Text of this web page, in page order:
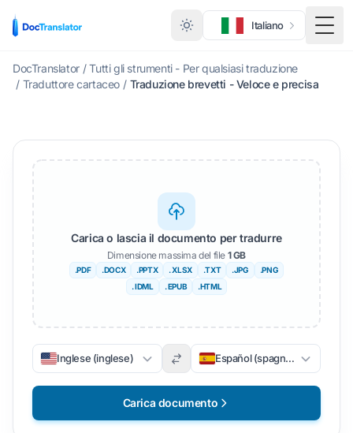
Italiano
DocTranslator / Tutti gli strumenti - Per qualsiasi traduzione
/ Traduttore cartaceo / Traduzione brevetti - Veloce e precisa
Carica o lascia il documento per tradurre
Dimensione massima del file 1 GB
.PDF .DOCX .PPTX . XLSX .TXT .JPG
.PNG
. IDML
. EPUB .HTML
Inglese (inglese) Español (spagnolo)
Carica documento